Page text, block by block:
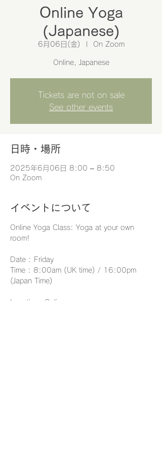
Online Yoga
(Japanese)
6月06日(金) On Zoom
Online, Japanese
Tickets are not on sale
See other events
日時・場所
2025年6月06日 8:00 – 8:50
On Zoom
イベントについて
Online Yoga Class: Yoga at your own
room!
Date : Friday
Time : 8:00am (UK time) / 16:00pm
(Japan Time)
Location: Online